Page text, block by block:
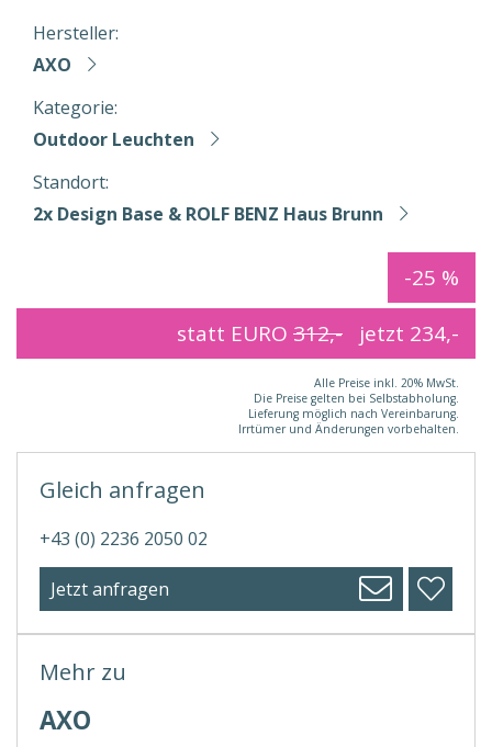
Hersteller:
AXO
Kategorie:
Outdoor Leuchten
Standort:
2x Design Base & ROLF BENZ Haus Brunn
-25 %
statt EURO 312,- jetzt 234,-
Alle Preise inkl. 20% MwSt.
Die Preise gelten bei Selbstabholung.
Lieferung möglich nach Vereinbarung.
Irrtümer und Änderungen vorbehalten.
Mehr zu
AXO
Gleich anfragen
+43 (0) 2236 2050 02
Jetzt anfragen